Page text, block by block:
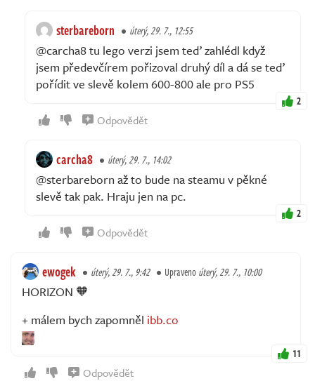
sterbareborn úterý, 29. 7., 12:55
@carcha8 tu lego verzi jsem teď zahlédl když
jsem předevčírem pořizoval druhý díl a dá se teď
pořídit ve slevě kolem 600-800 ale pro PS5
2
Odpovědět
carcha8 úterý, 29. 7., 14:02
@sterbareborn až to bude na steamu v pěkné
slevě tak pak. Hraju jen na pc.
2
Odpovědět
ewogek úterý, 29. 7., 9:42 Upravenoúterý, 29. 7., 10:00
HORIZON 🧡
+ málem bych zapomněl ibb.co
11
Odpovědět